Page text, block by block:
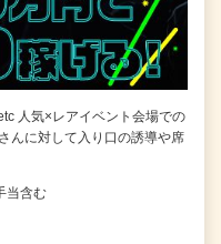
人気×レアイベント会場での
んに対して入り口の誘導や席
当含む